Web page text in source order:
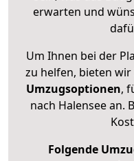
erwarten und
Um Ihnen bei der
zu helfen, bieten
Umzugsoptionen,
nach Halensee an.
Folgende